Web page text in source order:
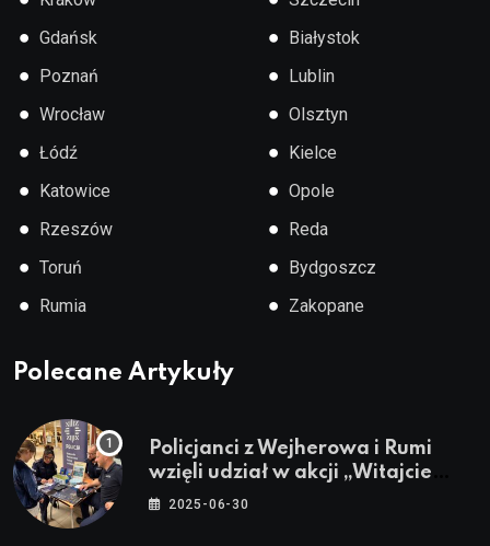
● Gdańsk
● Poznań
● Wrocław
● Łódź
● Katowice
● Rzeszów
● Toruń
● Rumia
● Białystok
● Lublin
● Olsztyn
● Kielce
● Opole
● Reda
● Bydgoszcz
● Zakopane
Polecane Artykuły
Policjanci z Wejherowa i Rumi
wzięli udział w akcji „Witajcie
Wakacje”
2025-06-30